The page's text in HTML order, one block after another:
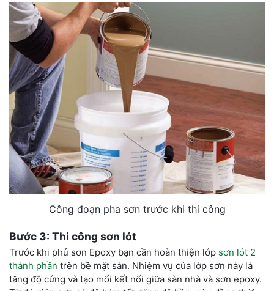
Công đoạn pha sơn trước khi thi công
Bước 3: Thi công sơn lót
Trước khi phủ sơn Epoxy bạn cần hoàn thiện lớp sơn lót 2
thành phần trên bề mặt sàn. Nhiệm vụ của lớp sơn này là
tăng độ cứng và tạo mối kết nối giữa sàn nhà và sơn epoxy.